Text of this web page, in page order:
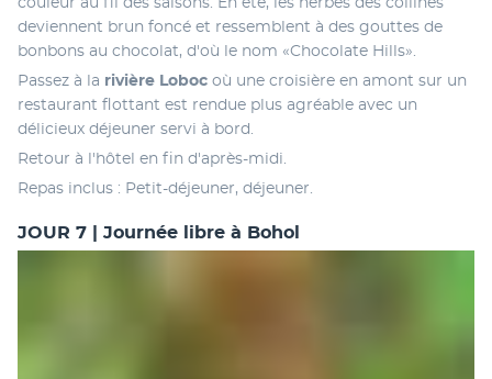
couleur au fil des saisons. En été, les herbes des collines
deviennent brun foncé et ressemblent à des gouttes de
bonbons au chocolat, d'où le nom «Chocolate Hills».
Passez à la rivière Loboc où une croisière en amont sur un
restaurant flottant est rendue plus agréable avec un
délicieux déjeuner servi à bord.
Retour à l'hôtel en fin d'après-midi.
Repas inclus : Petit-déjeuner, déjeuner.
JOUR 7 | Journée libre à Bohol